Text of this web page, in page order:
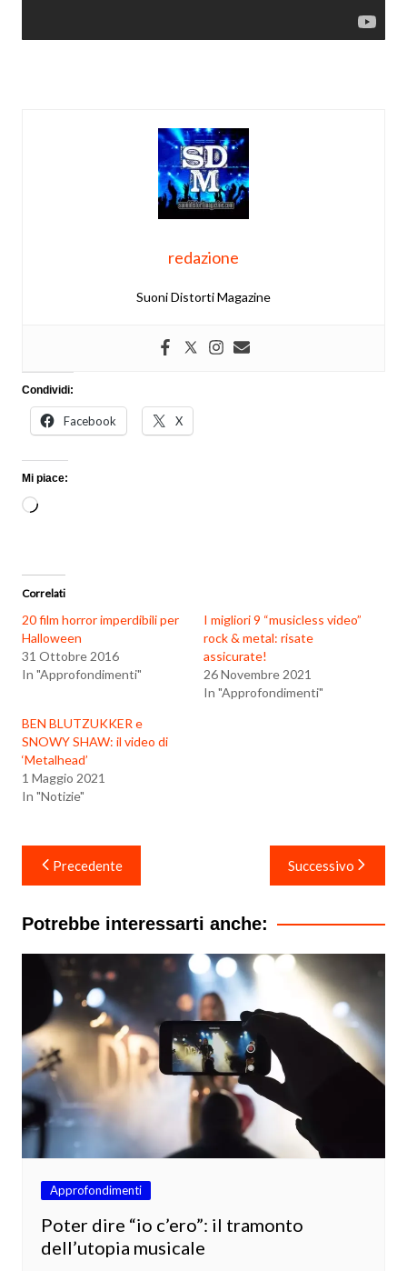
redazione
Suoni Distorti Magazine
Condividi:
Facebook X
Mi piace:
Caricamento
Correlati
20 film horror imperdibili per
Halloween
31 Ottobre 2016
In "Approfondimenti"
I migliori 9 “musicless video”
rock & metal: risate
assicurate!
26 Novembre 2021
In "Approfondimenti"
BEN BLUTZUKKER e
SNOWY SHAW: il video di
‘Metalhead’
1 Maggio 2021
In "Notizie"
Navigazione
articoli
Precedente Successivo
Potrebbe interessarti anche:
Approfondimenti
Poter dire “io c’ero”: il tramonto
dell’utopia musicale